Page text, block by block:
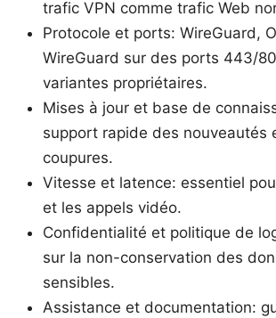
trafic VPN comme trafic Web
Protocole et ports: WireGuard,
WireGuard sur des ports 443/
variantes propriétaires.
Mises à jour et base de
support rapide des nouveautés
coupures.
Vitesse et latence: essentiel
et les appels vidéo.
Confidentialité et politique de
sur la non-conservation des
sensibles.
Assistance et documentation: